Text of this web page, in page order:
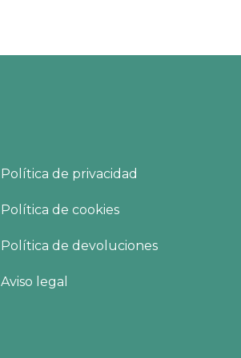
Política de privacidad
Política de cookies
Política de devoluciones
Aviso legal